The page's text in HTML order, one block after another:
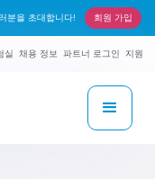
을 초대합니다! 회원 가입
실 채용 정보 파트너 로그인 지원